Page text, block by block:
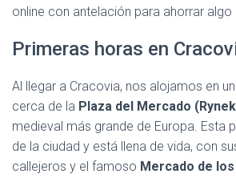
online con antelación para ahorrar algo
Primeras horas en
Al llegar a Cracovia, nos alojamos en
cerca de la Plaza del Mercado (Rynek
medieval más grande de Europa. Esta
de la ciudad y está llena de vida, con
callejeros y el famoso Mercado de